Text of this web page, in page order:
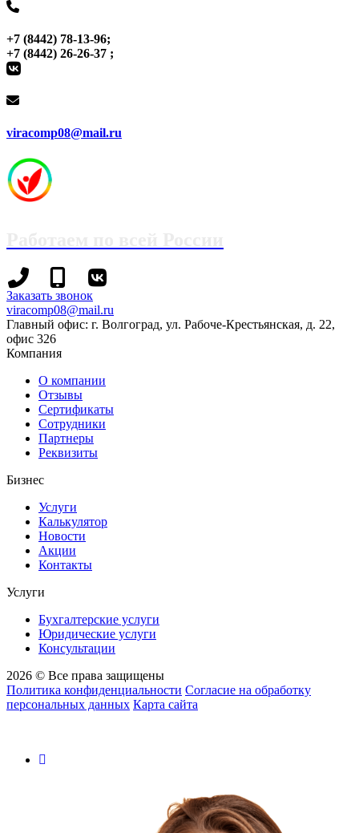
+7 (8442) 78-13-96;
+7 (8442) 26-26-37 ;
viracomp08@mail.ru
+7
(8442)
78-
13-
96
+7
(995)
695-
70-
99
Заказать звонок
viracomp08@mail.ru
Главный офис: г. Волгоград, ул. Рабоче-Крестьянская, д. 22,
офис 326
Компания
О компании
Отзывы
Сертификаты
Сотрудники
Партнеры
Реквизиты
Бизнес
Услуги
Калькулятор
Новости
Акции
Контакты
Услуги
Бухгалтерские услуги
Юридические услуги
Консультации
2026 © Все права защищены
Политика конфиденциальности Согласие на обработку
персональных данных Карта сайта